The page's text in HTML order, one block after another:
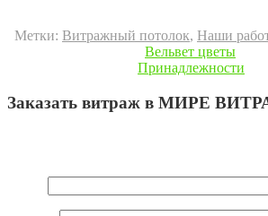
Метки: Витражный потолок, Наши
Вельвет цветы
Принадлежности
Заказать витраж в МИРЕ